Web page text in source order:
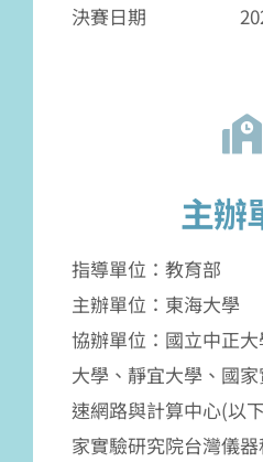
決賽日期 2024/
主辦
指導單位：教育部
主辦單位：東海大學
協辦單位：國立中正
大學、靜宜大學、國
速網路與計算中心(以
家實驗研究院台灣儀